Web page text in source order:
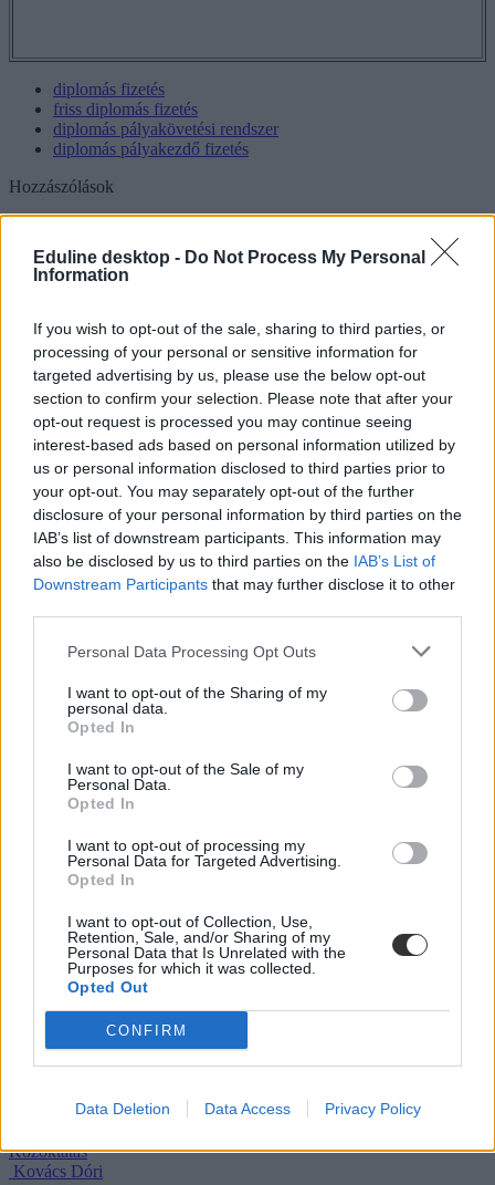
Eduline desktop - Do Not Process My Personal
Information
If you wish to opt-out of the sale, sharing to third parties, or
processing of your personal or sensitive information for
targeted advertising by us, please use the below opt-out
section to confirm your selection. Please note that after your
opt-out request is processed you may continue seeing
interest-based ads based on personal information utilized by
us or personal information disclosed to third parties prior to
your opt-out. You may separately opt-out of the further
disclosure of your personal information by third parties on the
IAB’s list of downstream participants. This information may
also be disclosed by us to third parties on the IAB’s List of
Downstream Participants that may further disclose it to other
Personal Data Processing Opt Outs
I want to opt-out of the Sharing of my
personal data.
Opted In
I want to opt-out of the Sale of my
Personal Data.
Opted In
I want to opt-out of processing my
Personal Data for Targeted Advertising.
Opted In
I want to opt-out of Collection, Use,
Retention, Sale, and/or Sharing of my
Personal Data that Is Unrelated with the
Purposes for which it was collected.
Opted Out
CONFIRM
Data Deletion Data Access Privacy Policy
diplomás fizetés
friss diplomás fizetés
diplomás pályakövetési rendszer
diplomás pályakezdő fizetés
Hozzászólások
Több mint kétszer annyi diák jutott be a
felsőoktatásba, mint ahány kollégiumi férőhely
összesen van
Nemcsak abban vannak jelentős különbségek az egyetemek között,
hogy hány kollégiumi férőhely jut a hallgatókra, a térítési díj összege
sem egységes. Míg a BME-n 100 újonnan felvett egyetemistára 76
férőhely jut, a BGE-n mindössze 16, a legolcsóbb havi kollégiumi
díjak pedig 9300 és 25 500 forint között mozognak a vizsgált
intézményekben. Megnéztük, hol mekkora a kollégiumi kapacitás,
mennyit kell fizetni, és mi alapján dől el, hogy ki költözhet be.
Szöllősi Anna
Dolgoznának az egyetem mellett, mégsem
vállalhatnak diákmunkát – több mint százezer
levelezős hallgatót érinthet a szabály
„Szinte bárhol voltam állásinterjún, mikor megtudták, hogy levelező
tagozatos hallgató vagyok, egyből húzni kezdték a szájukat” –
azonban korántsem egyedi: több levelezős hallgató számolt be
hasonló nehézségekről.
Kovács Dóri
Eltörölnék a 45 perces iskola-előkészítőt, újra az
óvodák dönthetnének az iskolaérettségről
Megszűnhet a 45 perces iskola-előkészítő foglalkozás, újra az
óvodák dönthetnének az iskolaérettségről, és az oviKRÉTA is
Óvodapedagógiai Egyesület.
Közoktatás
Kovács Dóri